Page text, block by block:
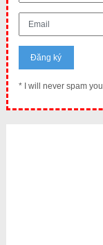
* I will never spam you